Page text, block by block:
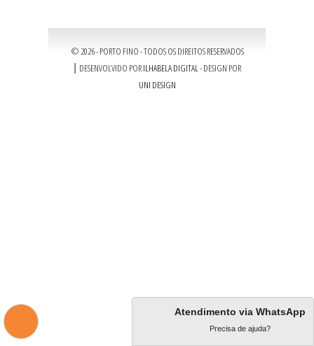
© 2026 - PORTO FINO - TODOS OS DIREITOS RESERVADOS
| DESENVOLVIDO PORILHABELA DIGITAL- DESIGN POR
UNI DESIGN
Atendimento via WhatsApp
Precisa de ajuda?